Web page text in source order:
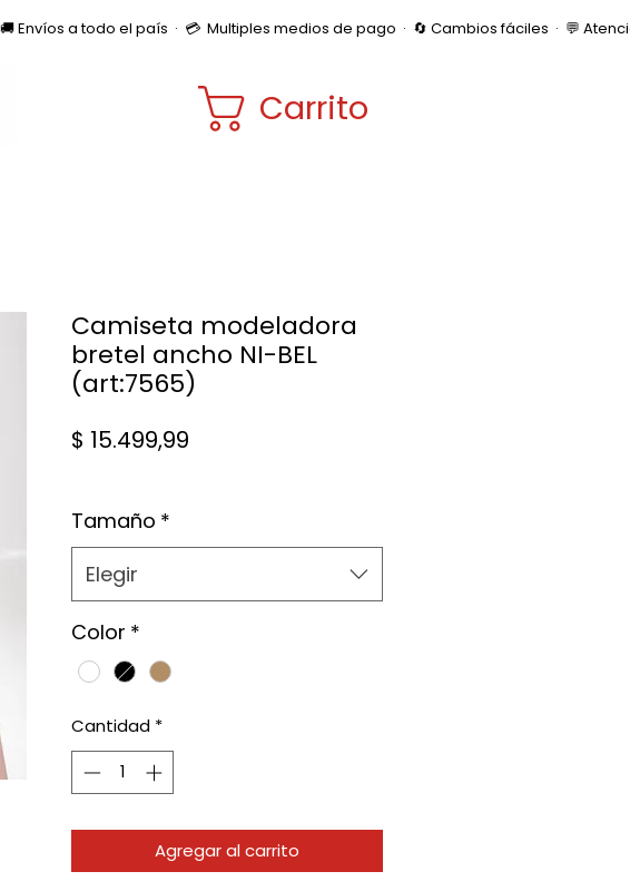
Carrito
Camiseta modeladora
bretel ancho NI-BEL
(art:7565)
$ 15.499,99
Tamaño *
Elegir
Color *
Cantidad *
Agregar al carrito